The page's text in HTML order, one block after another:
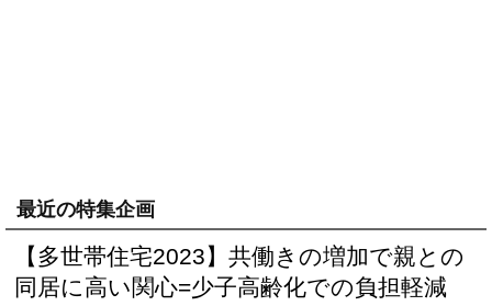
最近の特集企画
【多世帯住宅2023】共働きの増加で親との
同居に高い関心=少子高齢化での負担軽減